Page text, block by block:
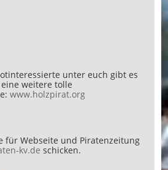
unter euch gibt es
weitere tolle
www.holzpirat.org
für Webseite und Piratenzeitung
kv.de schicken.